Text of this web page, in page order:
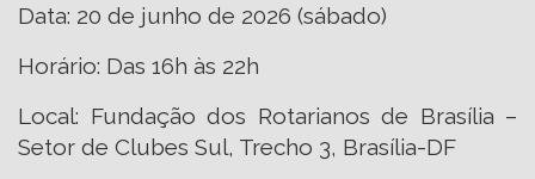
Data: 20 de junho de 2026 (sábado)
Horário: Das 16h às 22h
Local: Fundação dos Rotarianos de Brasília –
Setor de Clubes Sul, Trecho 3, Brasília-DF